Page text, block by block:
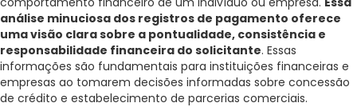
análise minuciosa dos registros de pagamento oferece
uma visão clara sobre a pontualidade, consistência e
responsabilidade financeira do solicitante. Essas
informações são fundamentais para instituições financeiras e
empresas ao tomarem decisões informadas sobre concessão
de crédito e estabelecimento de parcerias comerciais.